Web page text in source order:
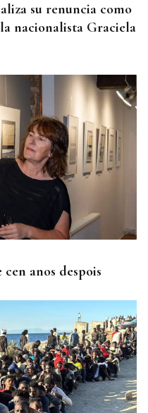
su renuncia como
nacionalista Graciela
anos despois